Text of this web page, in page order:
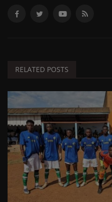
RELATED POSTS